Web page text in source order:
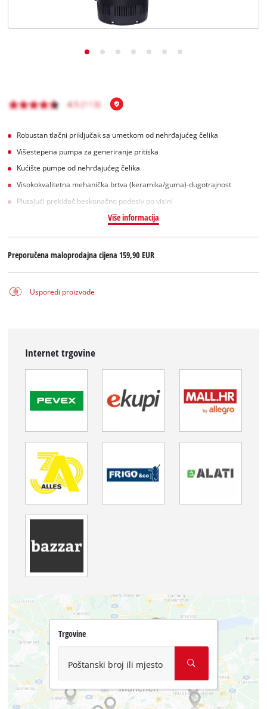
Robustan tlačni priključak sa umetkom od nehrđajućeg čelika
Višestepena pumpa za generiranje pritiska
Kućište pumpe od nehrđajućeg čelika
Visokokvalitetna mehanička brtva (keramika/guma)-dugotrajnost
Plutajući prekidač beskonačno podesiv po visini
Više informacija
Preporučena maloprodajna cijena159,90 EUR
Usporedi proizvode
Internet trgovine
Trgovine
Poštanski broj ili mjesto